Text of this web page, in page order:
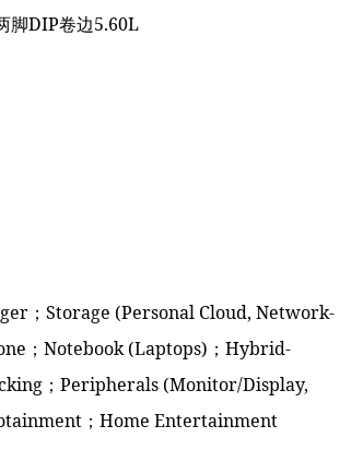
脚DIP卷边5.60L
；Storage (Personal Cloud, Network-
；Notebook (Laptops)；Hybrid-
；Peripherals (Monitor/Display,
；Home Entertainment